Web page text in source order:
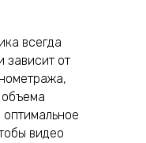
всегда
зависит от
видео